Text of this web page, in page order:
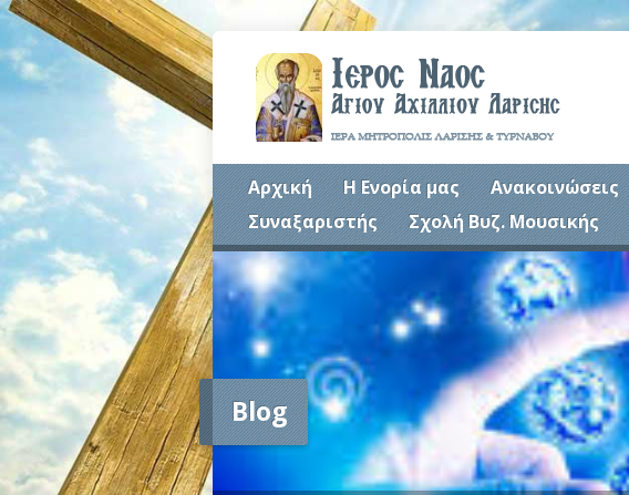
Αρχική Η Ενορία μας Ανακοινώσεις
Συναξαριστής
Σχολή Βυζ. Μουσικής
Blog